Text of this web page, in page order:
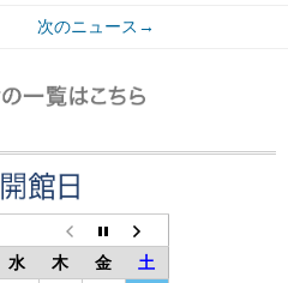
次のニュース→
水 木 金
土